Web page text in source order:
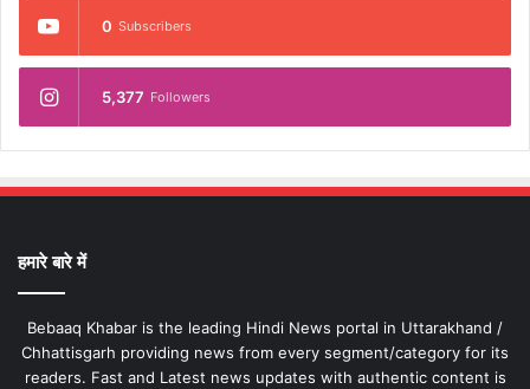
0 Subscribers
5,377 Followers
हमारे बारे में
Bebaaq Khabar is the leading Hindi News portal in Uttarakhand /
Chhattisgarh providing news from every segment/category for its
readers. Fast and Latest news updates with authentic content is